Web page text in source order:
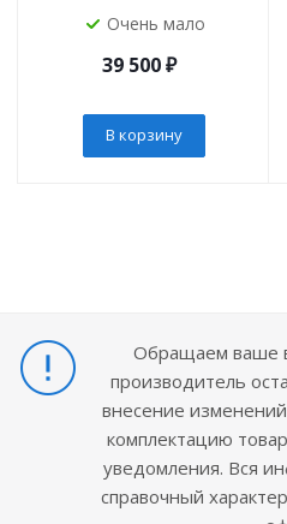
Очень мало
39 500₽
В корзину
Обращаем ваше
производитель
внесение
комплектацию
уведомления. Вся
справочный